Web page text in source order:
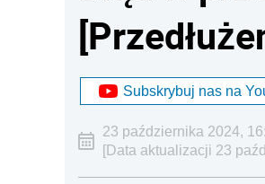
Subskrybuj nas na
23 października 2024,
[Data aktualizacji 23